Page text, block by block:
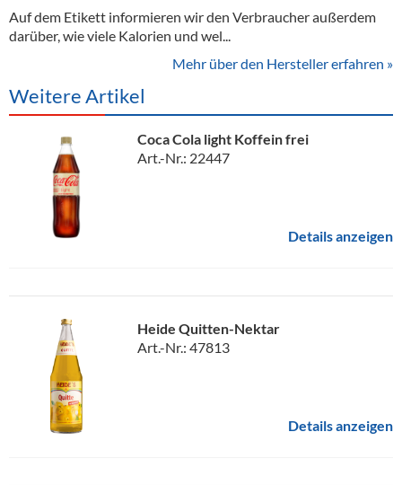
Auf dem Etikett informieren wir den Verbraucher außerdem
darüber, wie viele Kalorien und wel...
Mehr über den Hersteller erfahren »
Weitere Artikel
Coca Cola light Koffein frei
Art.-Nr.: 22447
Details anzeigen
Heide Quitten-Nektar
Art.-Nr.: 47813
Details anzeigen